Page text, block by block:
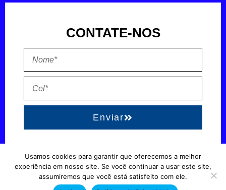
CONTATE-NOS
Enviar
EXPEDIENTE QUEM SOMOS POLÍTICA DE PRIVACIDADE TERMO DE USO
Usamos cookies para garantir que oferecemos a melhor
experiência em nosso site. Se você continuar a usar este site,
assumiremos que você está satisfeito com ele.